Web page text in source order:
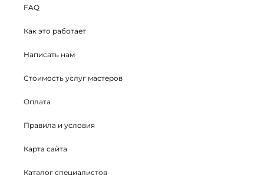
FAQ
Как это работает
Написать нам
Стоимость услуг мастеров
Оплата
Правила и условия
Карта сайта
Каталог специалистов